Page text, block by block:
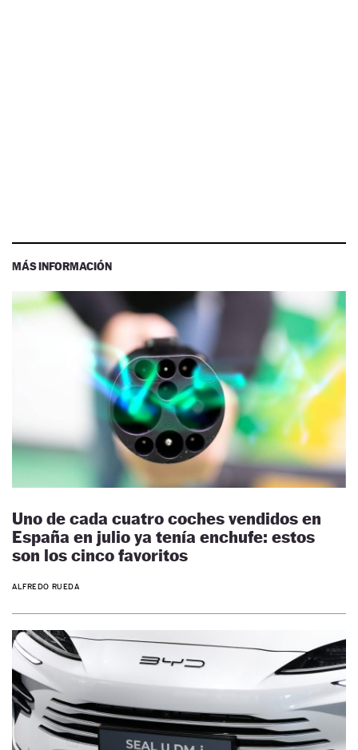
MÁS INFORMACIÓN
Uno de cada cuatro coches vendidos en
España en julio ya tenía enchufe: estos
son los cinco favoritos
ALFREDO RUEDA